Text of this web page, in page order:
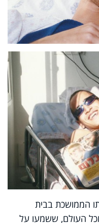
הממושכת בבית
העולם, ששמעו על